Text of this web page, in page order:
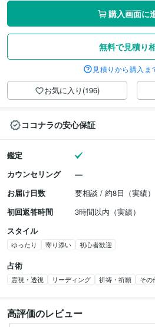
購入画面に
無料で見積り
見積りから購入ま
お気に入り(196)
ココナラの安心保証
鑑定
カウンセリング
お届け日数
要相談 / 約8日（実績）
初回返答時間
3時間以内（実績）
スタイル
ゆったり 寄り添い 初心者歓迎
占術
霊視・透視 リーディング 祈祷・祈願 その
高評価のレビュー